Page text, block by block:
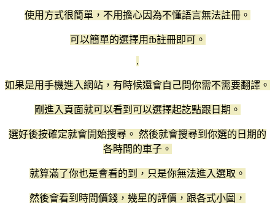
使用方式很簡單，不用擔心因為不懂語言無法註冊。
可以簡單的選擇用fb註冊即可。
.
如果是用手機進入網站，有時候還會自己問你需不需要翻譯。
剛進入頁面就可以看到可以選擇起訖點跟日期。
選好後按確定就會開始搜尋。 然後就會搜尋到你選的日期的
各時間的車子。
就算滿了你也是會看的到，只是你無法進入選取。
然後會看到時間價錢，幾星的評價，跟各式小圖，